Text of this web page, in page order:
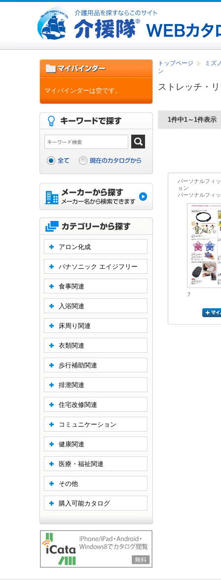
トップページ
ミズ
ン
ストレッチ・
1件中1～1件表示
パーソナルフィ
ョン
パーソナルフィ
7
マイバインダーは空です。
アロン化成
パナソニック エイジフリー
食事関連
入浴関連
床周り関連
衣類関連
歩行補助関連
排泄関連
住宅改修関連
コミュニケーション
健康関連
医療・福祉関連
その他
購入可能カタログ